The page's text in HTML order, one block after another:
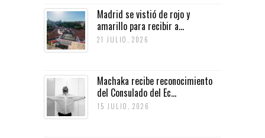
Madrid se vistió de rojo y
amarillo para recibir a...
21 JULIO, 2026
Machaka recibe reconocimiento
del Consulado del Ec...
15 JULIO, 2026